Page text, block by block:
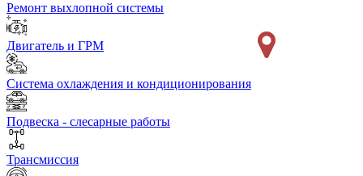
Ремонт выхлопной системы
Двигатель и ГРМ
Система охлаждения и кондиционирования
Подвеска - слесарные работы
Трансмиссия